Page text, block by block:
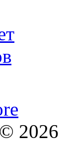
2026